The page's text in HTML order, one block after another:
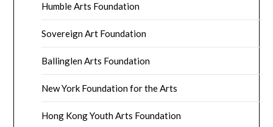
Humble Arts Foundation
Sovereign Art Foundation
Ballinglen Arts Foundation
New York Foundation for the Arts
Hong Kong Youth Arts Foundation